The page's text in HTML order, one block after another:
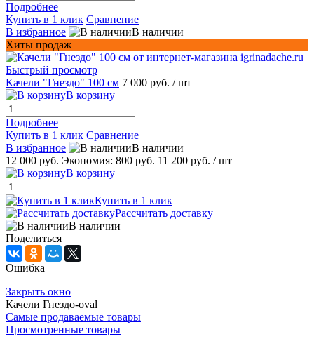
Подробнее
Купить в 1 клик Сравнение
В избранное
В наличии
Хиты продаж
Быстрый просмотр
Качели "Гнездо" 100 см 7 000 руб. / шт
В корзину
Подробнее
Купить в 1 клик Сравнение
В избранное
В наличии
12 000 руб. Экономия: 800 руб. 11 200 руб. / шт
В корзину
Купить в 1 клик
Рассчитать доставку
В наличии
Поделиться
Ошибка
Закрыть окно
Качели Гнездо-oval
Самые продаваемые товары
Просмотренные товары